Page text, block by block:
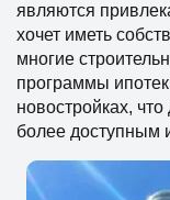
являются
хочет иметь
многие
программы
новостройках,
более доступным